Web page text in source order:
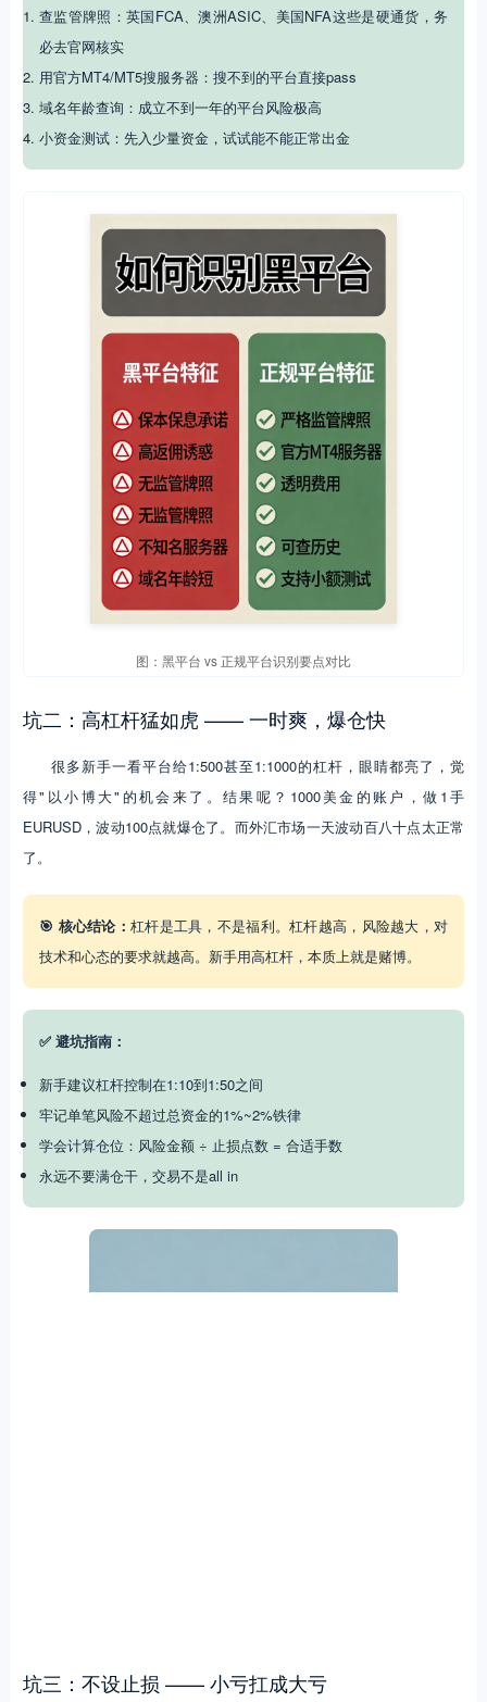
查监管牌照：英国FCA、澳洲ASIC、美国NFA这些是硬通货，务
必去官网核实
用官方MT4/MT5搜服务器：搜不到的平台直接pass
域名年龄查询：成立不到一年的平台风险极高
小资金测试：先入少量资金，试试能不能正常出金
图：黑平台 vs 正规平台识别要点对比
坑二：高杠杆猛如虎 —— 一时爽，爆仓快
很多新手一看平台给1:500甚至1:1000的杠杆，眼睛都亮了，觉
得"以小博大"的机会来了。结果呢？1000美金的账户，做1手
EURUSD，波动100点就爆仓了。而外汇市场一天波动百八十点太正常
了。
🎯 核心结论： 杠杆是工具，不是福利。杠杆越高，风险越大，对
技术和心态的要求就越高。新手用高杠杆，本质上就是赌博。
✅ 避坑指南：
新手建议杠杆控制在1:10到1:50之间
牢记单笔风险不超过总资金的1%~2%铁律
学会计算仓位：风险金额 ÷ 止损点数 = 合适手数
永远不要满仓干，交易不是all in
坑三：不设止损 —— 小亏扛成大亏